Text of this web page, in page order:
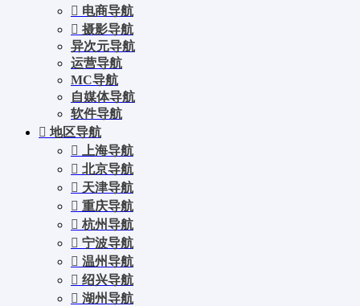
电商导航
摄影导航
异次元导航
运营导航
MC导航
自媒体导航
软件导航
地区导航
上海导航
北京导航
天津导航
重庆导航
杭州导航
宁波导航
温州导航
绍兴导航
湖州导航